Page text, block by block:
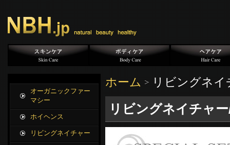
ホーム リビングネ
リビングネイチャ
オーガニックファー
マシー
ホイヘンス
リビングネイチャー